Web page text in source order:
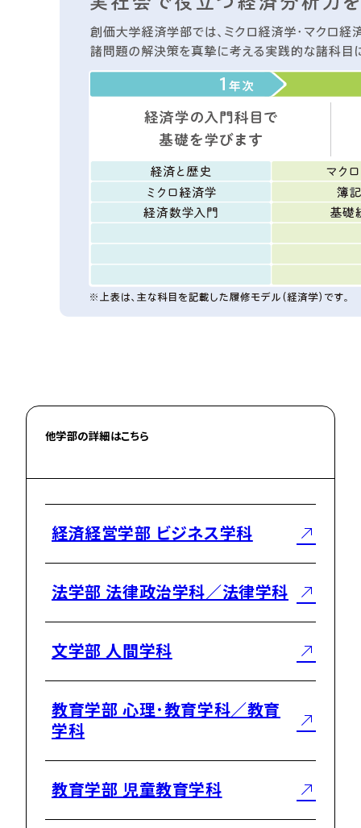
他学部の詳細はこちら
経済経営学部 ビジネス学科
法学部 法律政治学科／法律学科
文学部 人間学科
教育学部 心理･教育学科／教育
学科
教育学部 児童教育学科